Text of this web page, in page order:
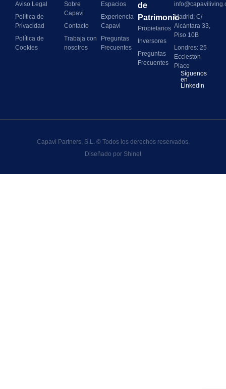
Aviso Legal
Política de
Privacidad
Política de
Cookies
Sobre
Capavi
Contacto
Trabaja con
nosotros
Espacios
Experiencia
Capavi
Preguntas
Frecuentes
de
Patrimonio
Propietarios
Inversores
Preguntas
Frecuentes
Madrid: C/
Alcántara 33,
Piso 10B
Londres: 25
Eccleston
Place
Síguenos
en
Linkedin
Capavi Partners, S.L. © Todos los derechos reservados.
Diseñado por Shinet